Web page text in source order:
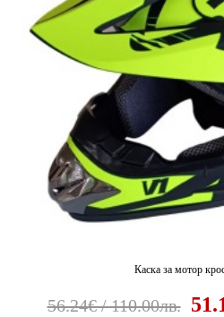
Каска за мотор
56.24€ / 110.00лв.